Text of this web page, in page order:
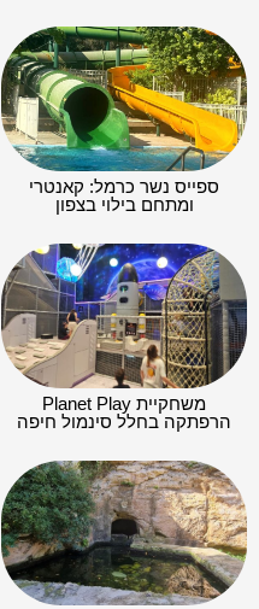
ספייס נשר כרמל: קאנטרי
ומתחם בילוי בצפון
משחקיית Planet Play
הרפתקה בחלל סינמול חיפה